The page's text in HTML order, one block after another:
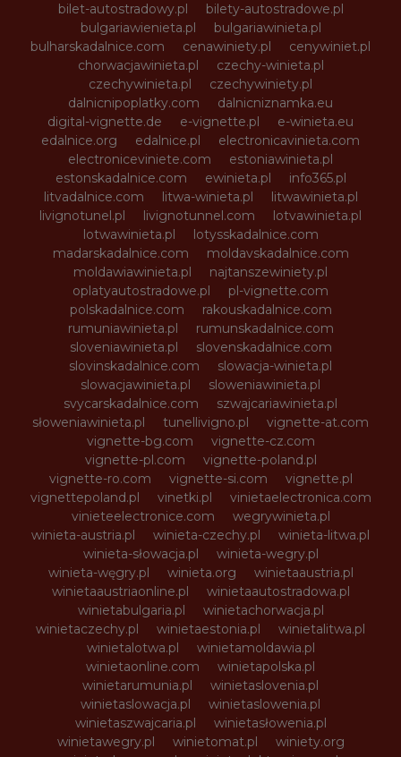
bilet-autostradowy.pl
bilety-autostradowe.pl
bulgariawienieta.pl
bulgariawinieta.pl
bulharskadalnice.com
cenawiniety.pl
cenywiniet.pl
chorwacjawinieta.pl
czechy-winieta.pl
czechywinieta.pl
czechywiniety.pl
dalnicnipoplatky.com
dalnicniznamka.eu
digital-vignette.de
e-vignette.pl
e-winieta.eu
edalnice.org
edalnice.pl
electronicavinieta.com
electroniceviniete.com
estoniawinieta.pl
estonskadalnice.com
ewinieta.pl
info365.pl
litvadalnice.com
litwa-winieta.pl
litwawinieta.pl
livignotunel.pl
livignotunnel.com
lotvawinieta.pl
lotwawinieta.pl
lotysskadalnice.com
madarskadalnice.com
moldavskadalnice.com
moldawiawinieta.pl
najtanszewiniety.pl
oplatyautostradowe.pl
pl-vignette.com
polskadalnice.com
rakouskadalnice.com
rumuniawinieta.pl
rumunskadalnice.com
sloveniawinieta.pl
slovenskadalnice.com
slovinskadalnice.com
slowacja-winieta.pl
slowacjawinieta.pl
sloweniawinieta.pl
svycarskadalnice.com
szwajcariawinieta.pl
słoweniawinieta.pl
tunellivigno.pl
vignette-at.com
vignette-bg.com
vignette-cz.com
vignette-pl.com
vignette-poland.pl
vignette-ro.com
vignette-si.com
vignette.pl
vignettepoland.pl
vinetki.pl
vinietaelectronica.com
vinieteelectronice.com
wegrywinieta.pl
winieta-austria.pl
winieta-czechy.pl
winieta-litwa.pl
winieta-słowacja.pl
winieta-wegry.pl
winieta-węgry.pl
winieta.org
winietaaustria.pl
winietaaustriaonline.pl
winietaautostradowa.pl
winietabulgaria.pl
winietachorwacja.pl
winietaczechy.pl
winietaestonia.pl
winietalitwa.pl
winietalotwa.pl
winietamoldawia.pl
winietaonline.com
winietapolska.pl
winietarumunia.pl
winietaslovenia.pl
winietaslowacja.pl
winietaslowenia.pl
winietaszwajcaria.pl
winietasłowenia.pl
winietawegry.pl
winietomat.pl
winiety.org